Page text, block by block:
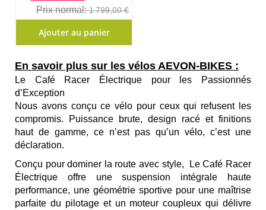
Prix normal 1 799,00 €
Ajouter au panier
En savoir plus sur les vélos AEVON-BIKES :
Le Café Racer Électrique pour les Passionnés
d’Exception
Nous avons conçu ce vélo pour ceux qui refusent les
compromis. Puissance brute, design racé et finitions
haut de gamme, ce n’est pas qu’un vélo, c’est une
déclaration.
Conçu pour dominer la route avec style,
Le Café Racer
Électrique offre une suspension intégrale haute
performance, une géométrie sportive pour une maîtrise
parfaite du pilotage et un moteur coupleux qui délivre